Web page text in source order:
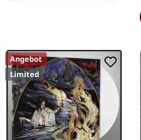
Angebot
Limited